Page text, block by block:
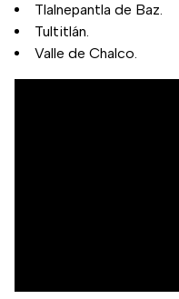
Tlalnepantla de Baz.
Tultitlán.
Valle de Chalco.